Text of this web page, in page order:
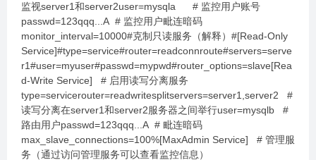
监视server1和server2user=mysqla # 监控用户账号
passwd=123qqq...A # 监控用户毗连暗码
monitor_interval=10000#克制只读服务（解释）#[Read-Only
Service]#type=service#router=readconnroute#servers=serve
r1#user=myuser#passwd=mypwd#router_options=slave[Rea
d-Write Service] # 启用读写分离服务
type=servicerouter=readwritesplitservers=server1,server2 #
读写分离在server1和server2服务器之间举行user=mysqlb #
路由用户passwd=123qqq...A # 毗连暗码
max_slave_connections=100%[MaxAdmin Service] # 管理服
务（通过访问管理服务可以查看监控信息）